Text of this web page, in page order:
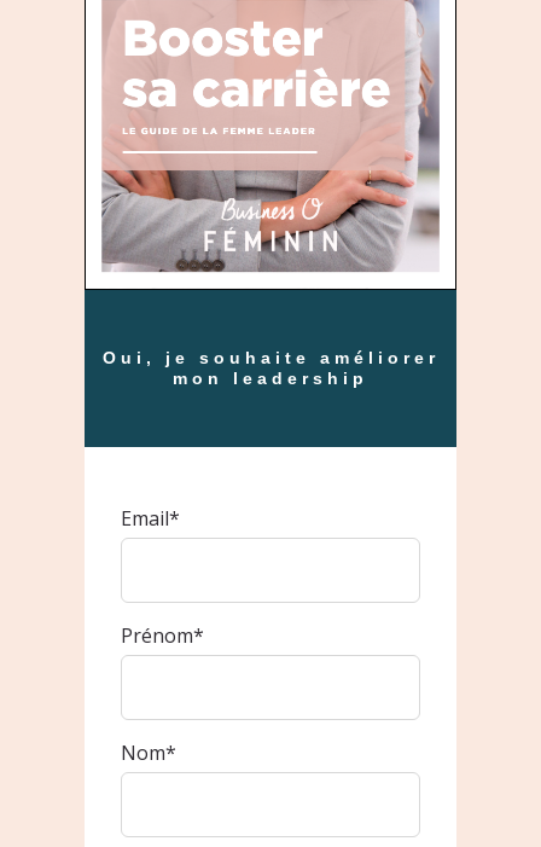
Oui, je souhaite améliorer
mon leadership
Email*
Prénom*
Nom*